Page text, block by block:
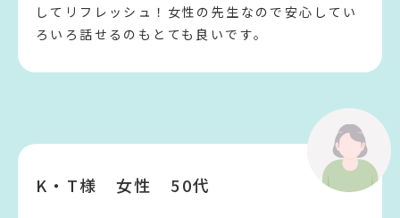
してリフレッシュ！女性の先生なので安心してい
ろいろ話せるのもとても良いです。
K・T様 女性 50代